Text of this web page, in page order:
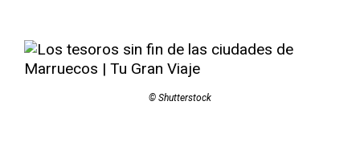
© Shutterstock